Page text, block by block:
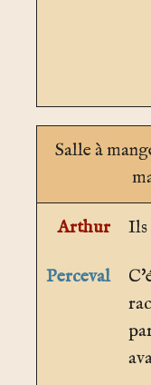
Salle à
Arthur Ils
Perceval